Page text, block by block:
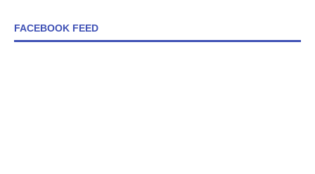
FACEBOOK FEED